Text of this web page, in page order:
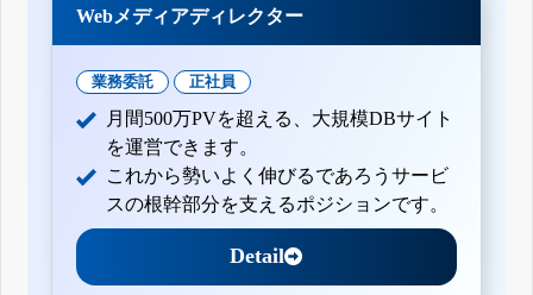
Webメディアディレクター
業務委託 正社員
月間500万PVを超える、大規模DBサイト
を運営できます。
これから勢いよく伸びるであろうサービ
スの根幹部分を支えるポジションです。
Detail